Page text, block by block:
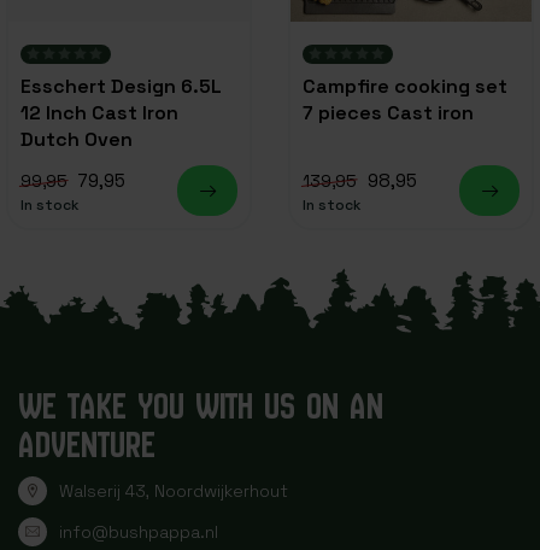
Esschert Design 6.5L
12 Inch Cast Iron
Dutch Oven
99,95 79,95
In stock
Campfire cooking set
7 pieces Cast iron
139,95 98,95
In stock
WE TAKE YOU WITH US ON AN
ADVENTURE
Walserij 43, Noordwijkerhout
info@bushpappa.nl